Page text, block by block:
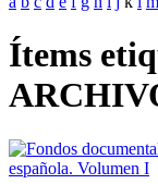
Ítems